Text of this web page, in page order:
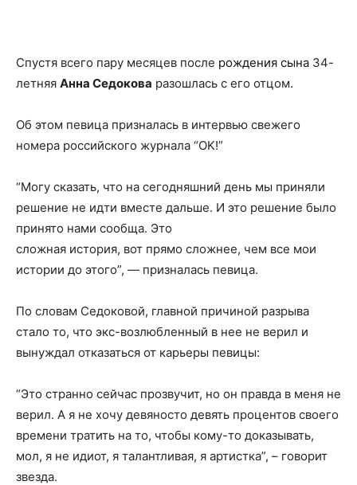
Спустя всего пару месяцев после рождения сына 34-
летняя Анна Седокова разошлась с его отцом.
Об этом певица призналась в интервью свежего
номера российского журнала “OK!”
“Могу сказать, что на сегодняшний день мы приняли
решение не идти вместе дальше. И это решение было
принято нами сообща. Это
сложная история, вот прямо сложнее, чем все мои
истории до этого”, — призналась певица.
По словам Седоковой, главной причиной разрыва
стало то, что экс-возлюбленный в нее не верил и
вынуждал отказаться от карьеры певицы:
“Это странно сейчас прозвучит, но он правда в меня не
верил. А я не хочу девяносто девять процентов своего
времени тратить на то, чтобы кому-то доказывать,
мол, я не идиот, я талантливая, я артистка”, – говорит
звезда.